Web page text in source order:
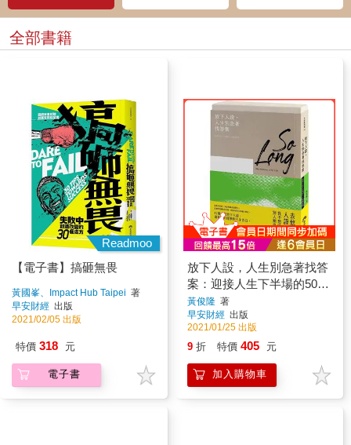
全部書籍
Readmoo
【電子書】搞砸無畏
黃國峯、Impact Hub Taipei 著
早安財經 出版
2021/02/05 出版
特價 318 元
電子書
放下人設，人生別急著找答
案：迎接人生下半場的50道
練習題
黃俊隆 著
早安財經 出版
2021/01/25 出版
9 折 特價 405 元
加入購物車